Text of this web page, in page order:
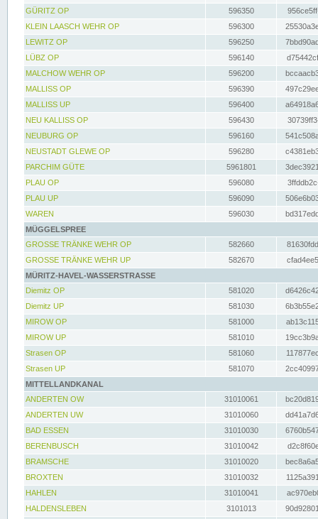
GÜRITZ OP
596350
KLEIN LAASCH WEHR OP
596300
LEWITZ OP
596250
LÜBZ OP
596140
MALCHOW WEHR OP
596200
MALLISS OP
596390
MALLISS UP
596400
NEU KALLISS OP
596430
NEUBURG OP
596160
NEUSTADT GLEWE OP
596280
PARCHIM GÜTE
5961801
PLAU OP
596080
PLAU UP
596090
WAREN
596030
MÜGGELSPREE
GROSSE TRÄNKE WEHR OP
582660
GROSSE TRÄNKE WEHR UP
582670
MÜRITZ-HAVEL-WASSERSTRASSE
Diemitz OP
581020
Diemitz UP
581030
MIROW OP
581000
MIROW UP
581010
Strasen OP
581060
Strasen UP
581070
MITTELLANDKANAL
ANDERTEN OW
31010061
ANDERTEN UW
31010060
BAD ESSEN
31010030
BERENBUSCH
31010042
BRAMSCHE
31010020
BROXTEN
31010032
HAHLEN
31010041
HALDENSLEBEN
3101013